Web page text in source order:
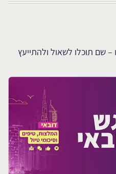
שם תוכלו לשאול ולהתייעץ